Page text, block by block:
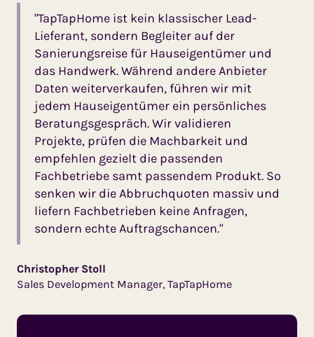
"TapTapHome ist kein klassischer Lead-
Lieferant, sondern Begleiter auf der
Sanierungsreise für Hauseigentümer und
das Handwerk. Während andere Anbieter
Daten weiterverkaufen, führen wir mit
jedem Hauseigentümer ein persönliches
Beratungsgespräch. Wir validieren
Projekte, prüfen die Machbarkeit und
empfehlen gezielt die passenden
Fachbetriebe samt passendem Produkt. So
senken wir die Abbruchquoten massiv und
liefern Fachbetrieben keine Anfragen,
sondern echte Auftragschancen."
Christopher Stoll
Sales Development Manager, TapTapHome